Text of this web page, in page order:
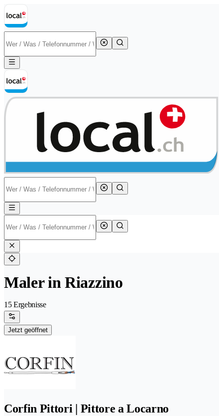
Maler in Riazzino
15 Ergebnisse
Jetzt geöffnet
Corfin Pittori | Pittore a Locarno